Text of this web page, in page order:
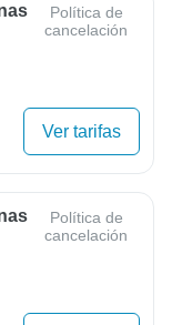
Política de
cancelación
Ver tarifas
Política de
cancelación